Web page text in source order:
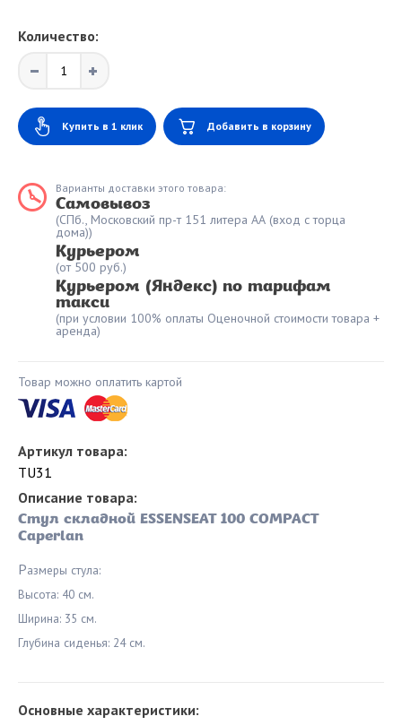
Количество:
Купить в 1 клик Добавить в корзину
Варианты доставки этого товара:
Самовывоз
(СПб., Московский пр-т 151 литера АА (вход с торца
дома))
Курьером
(от 500 руб.)
Курьером (Яндекс) по тарифам
такси
(при условии 100% оплаты Оценочной стоимости товара +
аренда)
Товар можно оплатить картой
Артикул товара:
TU31
Описание товара:
Стул складной ESSENSEAT 100 COMPACT
Caperlan
Размеры стула:
Высота: 40 см.
Ширина: 35 см.
Глубина сиденья: 24 см.
Основные характеристики: